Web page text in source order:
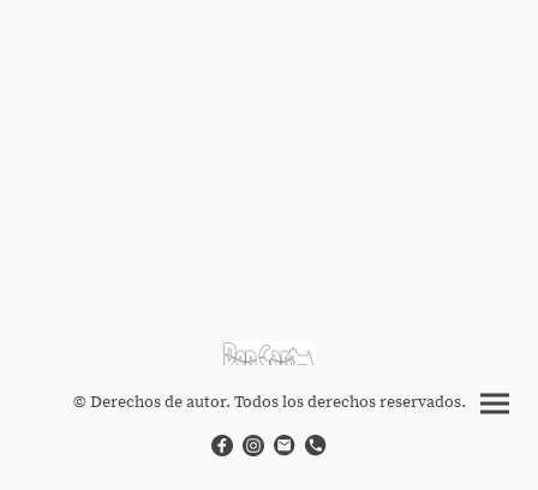
© Derechos de autor. Todos los derechos reservados.